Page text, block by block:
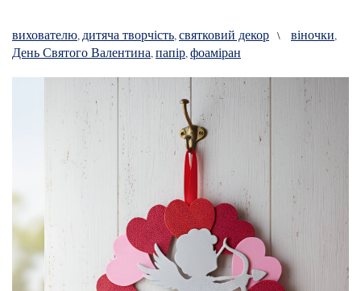
вихователю, дитяча творчість,святковий декор \ віночки,
День Святого Валентина,папір,фоаміран